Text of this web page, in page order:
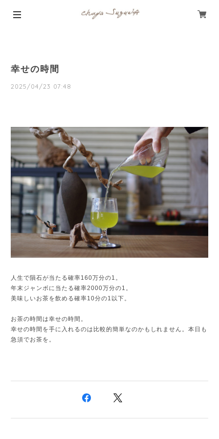
幸せの時間
2025/04/23 07:48
人生で隕石が当たる確率160万分の1。
年末ジャンボに当たる確率2000万分の1。
美味しいお茶を飲める確率10分の1以下。
お茶の時間は幸せの時間。
幸せの時間を手に入れるのは比較的簡単なのかもしれません。本日も
急須でお茶を。